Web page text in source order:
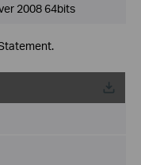
2008 64bits
Về